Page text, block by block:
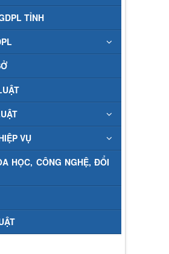
TỈNH
VỤ
HỌC, CÔNG NGHỆ, ĐỔI